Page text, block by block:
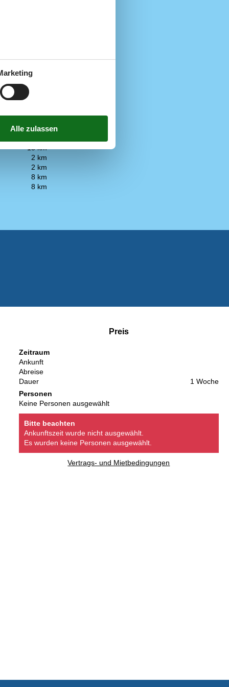
15 km
2 km
2 km
8 km
8 km
Preis
Zeitraum
Ankunft
Abreise
Dauer
1 Woche
Personen
Keine Personen ausgewählt
Bitte beachten
Ankunftszeit wurde nicht ausgewählt.
Es wurden keine Personen ausgewählt.
Vertrags- und Mietbedingungen